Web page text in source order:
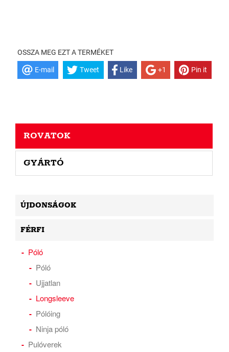
OSSZA MEG EZT A TERMÉKET
E-mail Tweet Like +1 Pin it
ROVATOK
GYÁRTÓ
ÚJDONSÁGOK
FÉRFI
Póló
Póló
Ujjatlan
Longsleeve
Pólóing
Ninja póló
Pulóverek